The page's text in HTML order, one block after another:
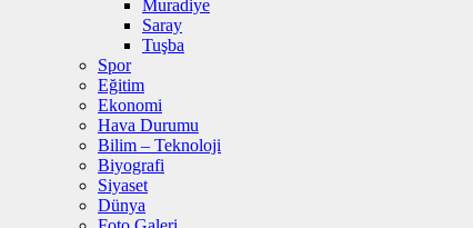
Muradiye
Saray
Tuşba
Spor
Eğitim
Ekonomi
Hava Durumu
Bilim – Teknoloji
Biyografi
Siyaset
Dünya